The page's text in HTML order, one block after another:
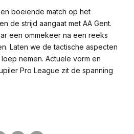
boeiende match op het
de strijd aangaat met AA Gent.
een ommekeer na een reeks
Laten we de tactische aspecten
nemen. Actuele vorm en
Pro League zit de spanning